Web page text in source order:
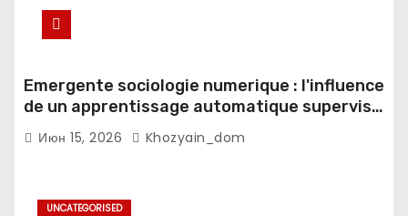
Emergente sociologie numerique : l'influence
de un apprentissage automatique supervise
sur les espaces domestiques
Июн 15, 2026 Khozyain_dom
UNCATEGORISED